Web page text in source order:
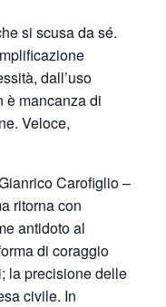
si scusa da sé.
dall’uso
è mancanza di
Veloce,
Carofiglio –
ritorna con
antidoto al
di coraggio
la precisione delle
civile. In